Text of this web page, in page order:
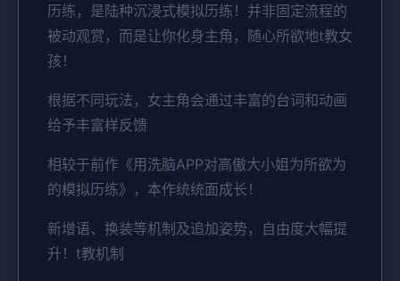
历练，是陆种沉浸式模拟历练！并非固定流程的
被动观赏，而是让你化身主角，随心所欲地t教女
孩！
根据不同玩法，女主角会通过丰富的台词和动画
给予丰富样反馈
相较于前作《用洗脑APP对高傲大小姐为所欲为
的模拟历练》，本作统统面成长！
新增语、换装等机制及追加姿势，自由度大幅提
升！t教机制